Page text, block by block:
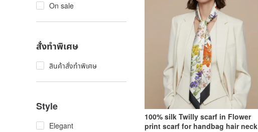
On sale
สั่งทำพิเศษ
สินค้าสั่งทำพิเศษ
Style
Elegant
100% silk Twilly scarf in Flower
print scarf for handbag hair neck